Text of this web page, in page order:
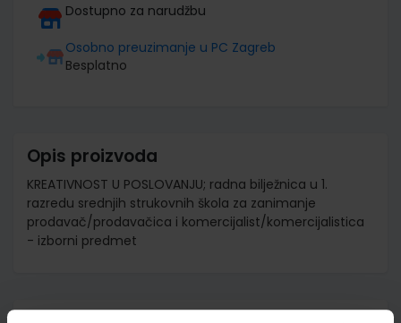
Dostupno za narudžbu
Osobno preuzimanje u PC Zagreb
Besplatno
Opis proizvoda
KREATIVNOST U POSLOVANJU; radna bilježnica u 1.
razredu srednjih strukovnih škola za zanimanje
prodavač/prodavačica i komercijalist/komercijalistica
- izborni predmet